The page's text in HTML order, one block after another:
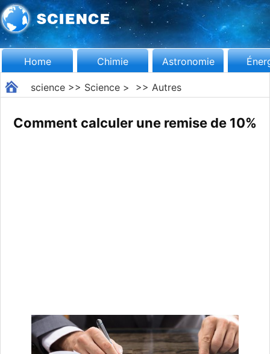
Home Chimie Astronomie
science>> Science> >> Autres
Comment calculer une remise de 10%